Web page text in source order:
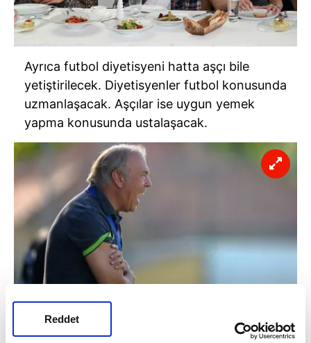
Reddet
Ayrıca futbol diyetisyeni hatta aşçı bile
yetiştirilecek. Diyetisyenler futbol konusunda
uzmanlaşacak. Aşçılar ise uygun yemek
yapma konusunda ustalaşacak.
O İSTERSE GELECEK